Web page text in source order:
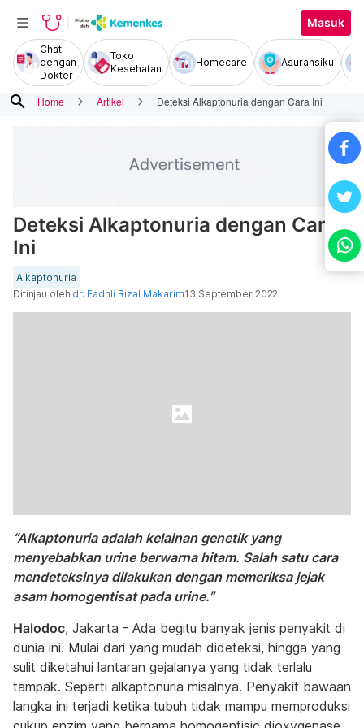
Masuk
Chat
dengan
Dokter
Toko
Kesehatan
Homecare Asuransiku
search Home Artikel Deteksi Alkaptonuria dengan Cara Ini
Deteksi Alkaptonuria dengan Cara
Ini
Alkaptonuria
Ditinjau oleh dr. Fadhli Rizal Makarim13 September 2022
“Alkaptonuria adalah kelainan genetik yang
menyebabkan urine berwarna hitam. Salah satu cara
mendeteksinya dilakukan dengan memeriksa jejak
asam homogentisat pada urine.”
Halodoc, Jakarta - Ada begitu banyak jenis penyakit di
dunia ini. Mulai dari yang mudah dideteksi, hingga yang
sulit diketahui lantaran gejalanya yang tidak terlalu
tampak. Seperti alkaptonuria misalnya. Penyakit bawaan
langka ini terjadi ketika tubuh tidak mampu memproduksi